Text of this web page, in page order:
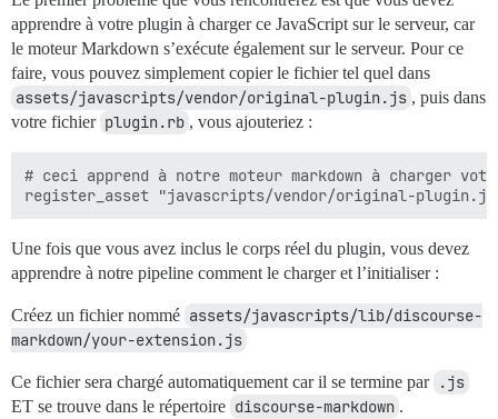
apprendre à votre plugin à charger ce JavaScript sur le serveur, car
le moteur Markdown s’exécute également sur le serveur. Pour ce
faire, vous pouvez simplement copier le fichier tel quel dans
assets/javascripts/vendor/original-plugin.js , puis dans
votre fichier plugin.rb , vous ajouteriez :
# ceci apprend à notre moteur markdown à charger
Une fois que vous avez inclus le corps réel du plugin, vous devez
apprendre à notre pipeline comment le charger et l’initialiser :
Créez un fichier nommé assets/javascripts/lib/discourse-
markdown/your-extension.js
Ce fichier sera chargé automatiquement car il se termine par .js
ET se trouve dans le répertoire discourse-markdown .